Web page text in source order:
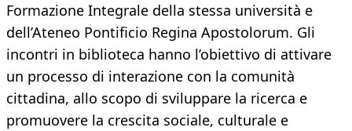
Formazione Integrale della stessa università e
dell’Ateneo Pontificio Regina Apostolorum. Gli
incontri in biblioteca hanno l’obiettivo di attivare
un processo di interazione con la comunità
cittadina, allo scopo di sviluppare la ricerca e
promuovere la crescita sociale, culturale e